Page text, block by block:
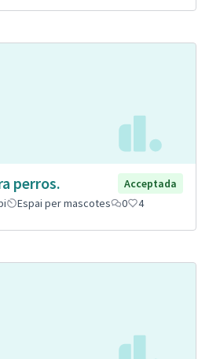
perros.
Acceptada
Espai per mascotes 0 4